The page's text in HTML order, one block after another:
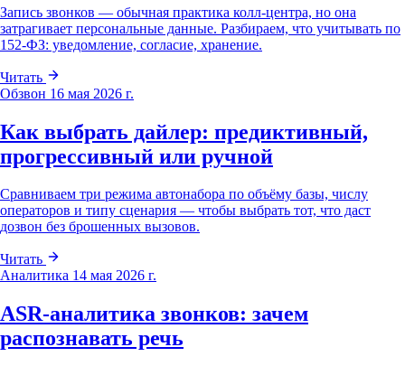
Запись звонков — обычная практика колл-центра, но она
затрагивает персональные данные. Разбираем, что учитывать по
152-ФЗ: уведомление, согласие, хранение.
Читать
Обзвон 16 мая 2026 г.
Как выбрать дайлер: предиктивный,
прогрессивный или ручной
Сравниваем три режима автонабора по объёму базы, числу
операторов и типу сценария — чтобы выбрать тот, что даст
дозвон без брошенных вызовов.
Читать
Аналитика 14 мая 2026 г.
ASR-аналитика звонков: зачем
распознавать речь